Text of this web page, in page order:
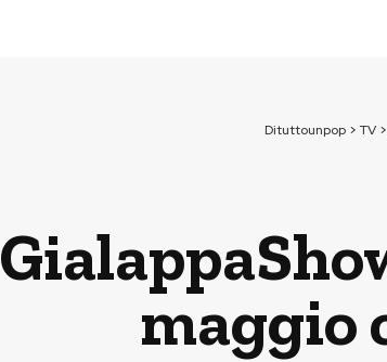
Dituttounpop> TV>
maggio